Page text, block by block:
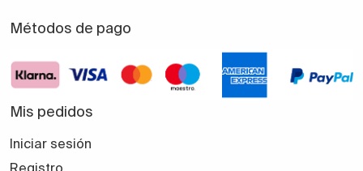
Métodos de pago
Mis pedidos
Iniciar sesión
Registro